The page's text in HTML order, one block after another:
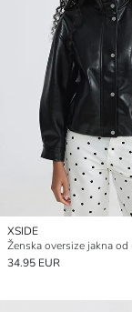
XSIDE
34.95 EUR